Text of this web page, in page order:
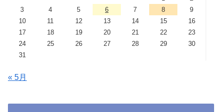
3
4 5 6 7 8
9
10
11 12 13 14 15
16
17
18 19 20 21 22
23
24
25 26 27 28 29
30
31
« 5月